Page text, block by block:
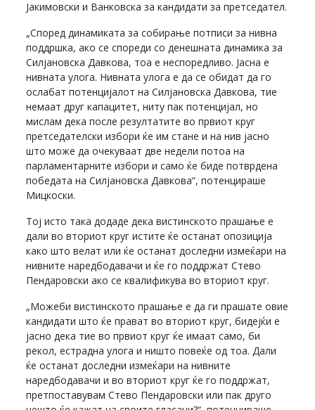
Јакимовски и Ванковска за кандидати за претседател.
„Според динамиката за собирање потписи за нивна
поддршка, ако се спореди со денешната динамика за
Силјановска Давкова, тоа е неспоредливо. Јасна е
нивната улога. Нивната улога е да се обидат да го
ослабат потенцијалот на Силјановска Давкова, тие
немаат друг капацитет, ниту пак потенцијал, но
мислам дека после резултатите во првиот круг
претседателски избори ќе им стане и на нив јасно
што може да очекуваат две недели потоа на
парламентарните избори и само ќе биде потврдена
победата на Силјановска Давкова“, потенцираше
Мицкоски.
Тој исто така додаде дека вистинското прашање е
дали во вториот круг истите ќе останат опозиција
како што велат или ќе останат доследни измеќари на
нивните наредбодавачи и ќе го поддржат Стево
Пендаровски ако се квалификува во вториот круг.
„Можеби вистинското прашање е да ги прашате овие
кандидати што ќе прават во вториот круг, бидејќи е
јасно дека тие во првиот круг ќе имаат само, би
рекол, естрадна улога и ништо повеќе од тоа. Дали
ќе останат доследни измеќари на нивните
наредбодавачи и во вториот круг ќе го поддржат,
претпоставувам Стево Пендаровски или пак друго